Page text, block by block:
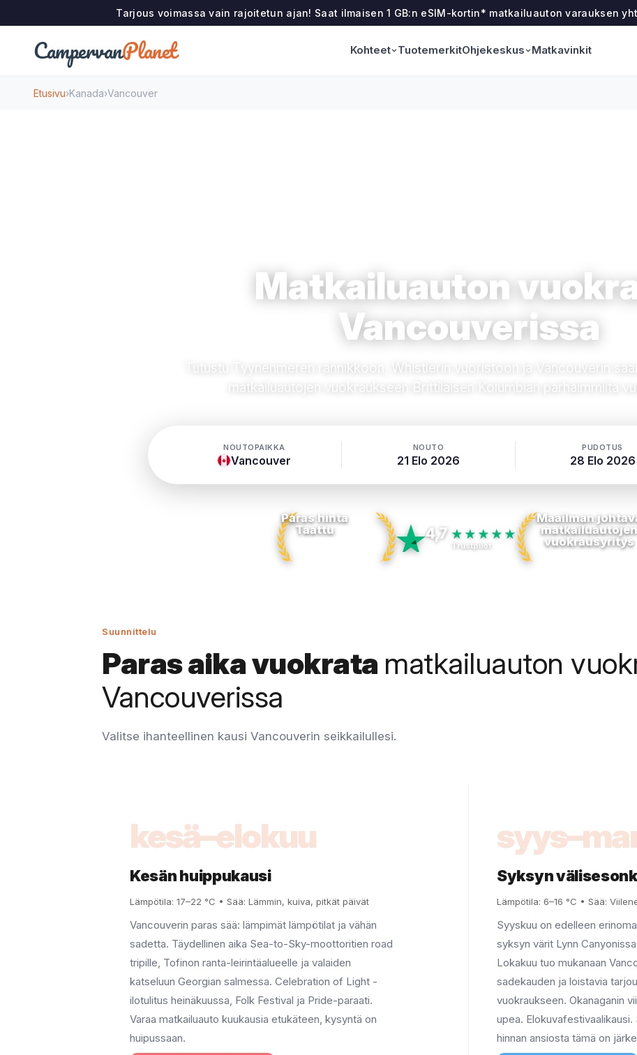
Tarjous voimassa vain rajoitetun ajan! Saat ilmaisen 1 GB:n eSIM-kortin* matkailuauton varauksen
CampervanPlanet Kohteet TuotemerkitOhjekeskus Matkavinkit
Etusivu›Kanada›Vancouver
Matkailuauton
Vancouverissa
Tutustu Tyynenmeren rannikkoon, Whistlerin vuoristoon ja Vancouverin
matkailuautojen vuokraukseen Brittiläisen Kolumbian parhaimmilta
NOUTOPAIKKA
Vancouver
NOUTO
21 Elo 2026
PUDOTUS
28 Elo 2026
Paras hinta
Taattu
4,7 ★★★★★
Trustpilot
Maailman
matkailuautojen
vuokrausyritys
Suunnittelu
Paras aika vuokrata matkailuauton
Vancouverissa
Valitse ihanteellinen kausi Vancouverin seikkailullesi.
kesä–elokuu
Kesän huippukausi
Lämpötila: 17–22 °C • Sää: Lämmin, kuiva, pitkät päivät
Vancouverin paras sää: lämpimät lämpötilat ja vähän
sadetta. Täydellinen aika Sea-to-Sky-moottoritien road
tripille, Tofinon ranta-leirintäalueelle ja valaiden
katseluun Georgian salmessa. Celebration of Light -
ilotulitus heinäkuussa, Folk Festival ja Pride-paraati.
Varaa matkailuauto kuukausia etukäteen, kysyntä on
huipussaan.
Syksyn
Lämpötila: 6–16 °C • Sää:
Syyskuu on edelleen
syksyn värit Lynn
Lokakuu tuo mukanaan
sadekauden ja loistavia
vuokraukseen. Okanaganin
upea.
hinnan ansiosta tämä on